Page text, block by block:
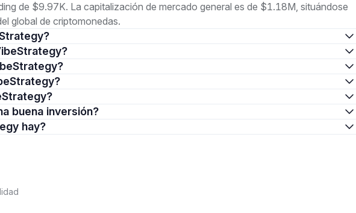
de $9.97K. La capitalización de mercado general es de $1.18M, situándose
global de criptomonedas.
buena inversión?
hay?